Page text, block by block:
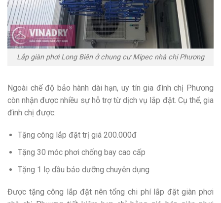
Lắp giàn phơi Long Biên ở chung cư Mipec nhà chị Phương
Ngoài chế độ bảo hành dài hạn, uy tín gia đình chị Phương
còn nhận được nhiều sự hỗ trợ từ dịch vụ lắp đặt. Cụ thể, gia
đình chị được:
Tặng công lắp đặt trị giá 200.000đ
Tặng 30 móc phơi chống bay cao cấp
Tặng 1 lọ dầu bảo dưỡng chuyên dụng
Được tặng công lắp đặt nên tổng chi phí lắp đặt giàn phơi